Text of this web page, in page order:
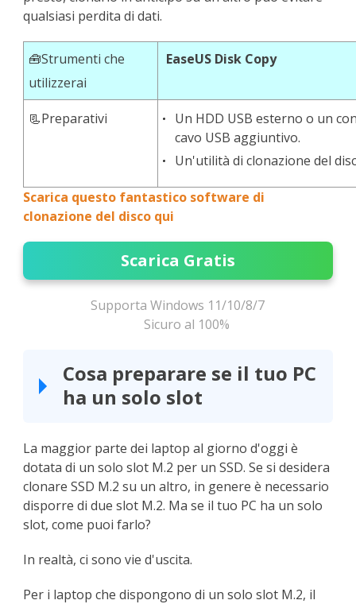
qualsiasi perdita di dati.
🧰Strumenti che
utilizzerai
EaseUS Disk Copy
📃Preparativi
Un HDD USB esterno o un
cavo USB aggiuntivo.
Un'utilità di clonazione del
Scarica questo fantastico software di
clonazione del disco qui
Scarica Gratis
Supporta Windows 11/10/8/7
Sicuro al 100%
Cosa preparare se il tuo PC
ha un solo slot
La maggior parte dei laptop al giorno d'oggi è
dotata di un solo slot M.2 per un SSD. Se si desidera
clonare SSD M.2 su un altro, in genere è necessario
disporre di due slot M.2. Ma se il tuo PC ha un solo
slot, come puoi farlo?
In realtà, ci sono vie d'uscita.
Per i laptop che dispongono di un solo slot M.2, il